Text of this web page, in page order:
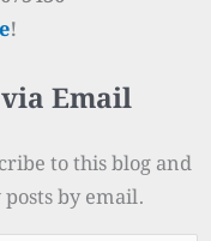
!
Email
to this blog and
by email.